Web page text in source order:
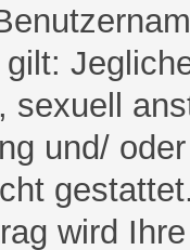
sexuell
und/
wird